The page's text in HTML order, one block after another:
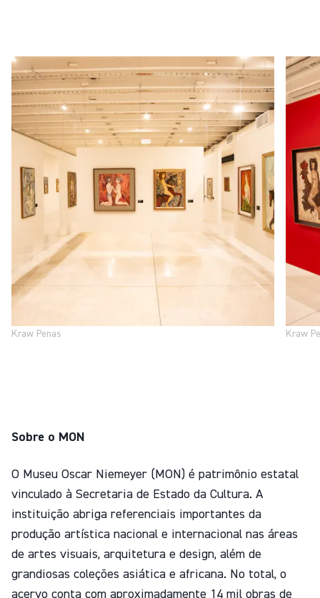
Kraw Penas Kraw
Sobre o MON
O Museu Oscar Niemeyer (MON) é patrimônio estatal
vinculado à Secretaria de Estado da Cultura. A
instituição abriga referenciais importantes da
produção artística nacional e internacional nas áreas
de artes visuais, arquitetura e design, além de
grandiosas coleções asiática e africana. No total, o
acervo conta com aproximadamente 14 mil obras de